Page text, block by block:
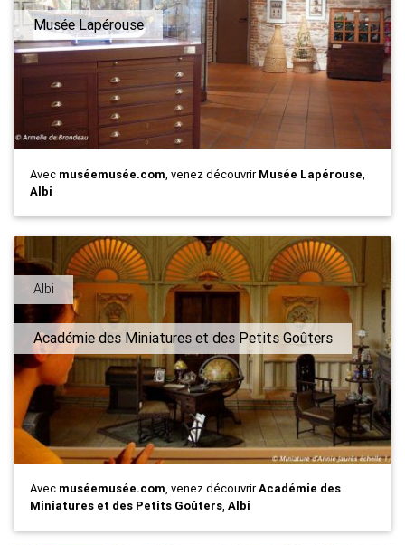
Musée Lapérouse
Avec muséemusée.com, venez découvrirMusée Lapérouse,
Albi
Albi
Académie des Miniatures et des Petits Goûters
Avec muséemusée.com, venez découvrirAcadémie des
Miniatures et des Petits Goûters, Albi